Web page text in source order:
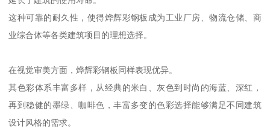
这种可靠的耐久性，使得烨辉彩钢板成为工业厂房、物流仓储、商
业综合体等各类建筑项目的理想选择。
在视觉审美方面，烨辉彩钢板同样表现优异。
其色彩体系丰富多样，从经典的米白、灰色到时尚的海蓝、深红，
再到稳健的墨绿、咖啡色，丰富多变的色彩选择能够满足不同建筑
设计风格的需求。